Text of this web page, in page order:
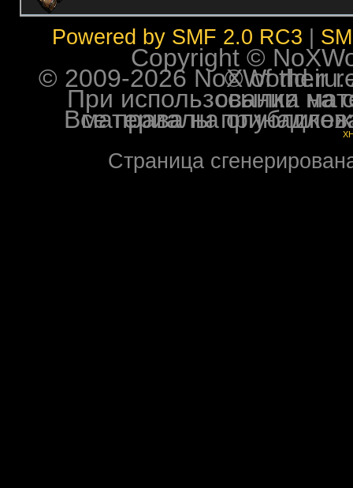
Powered by SMF 2.0 RC3
Copyright ©
© 2009-2026 NoXWorld.ru. All
При использовании
Все права на опубликованные на форуме
Страница